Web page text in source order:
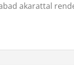
akarattal